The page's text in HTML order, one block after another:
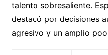
talento sobresaliente.
destacó por decisiones
agresivo y un amplio